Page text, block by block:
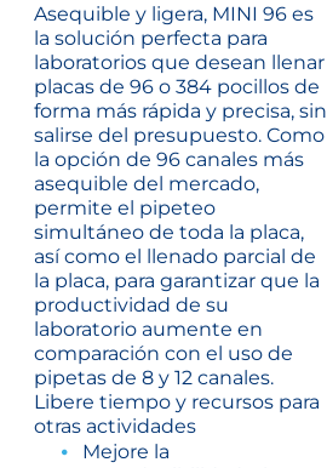
Asequible y ligera, MINI 96 es
la solución perfecta para
laboratorios que desean llenar
placas de 96 o 384 pocillos de
forma más rápida y precisa, sin
salirse del presupuesto. Como
la opción de 96 canales más
asequible del mercado,
permite el pipeteo
simultáneo de toda la placa,
así como el llenado parcial de
la placa, para garantizar que la
productividad de su
laboratorio aumente en
comparación con el uso de
pipetas de 8 y 12 canales.
Libere tiempo y recursos para
otras actividades
Mejore la